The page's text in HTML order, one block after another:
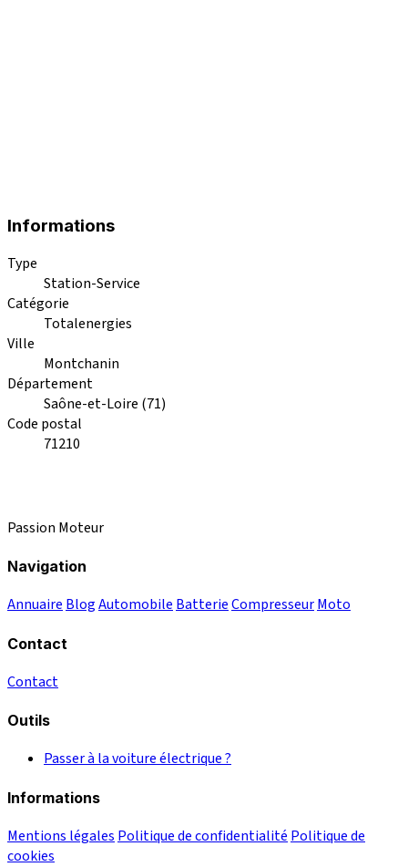
Informations
Type
Station-Service
Catégorie
Totalenergies
Ville
Montchanin
Département
Saône-et-Loire (71)
Code postal
71210
Passion Moteur
Navigation
Annuaire BlogAutomobile BatterieCompresseurMoto
Contact
Contact
Outils
Passer à la voiture électrique ?
Informations
Mentions légales Politique de confidentialité Politique de
cookies